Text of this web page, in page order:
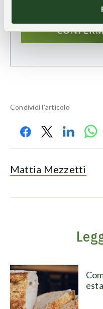
Condividi l'articolo
Mattia Mezzetti